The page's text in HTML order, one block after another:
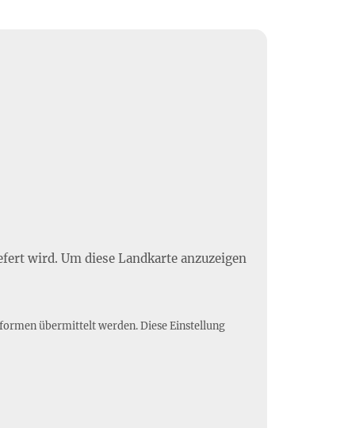
wird. Um diese Landkarte anzuzeigen
übermittelt werden. Diese Einstellung